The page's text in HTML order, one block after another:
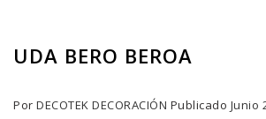
UDA BERO BEROA
Por DECOTEK DECORACIÓN Publicado Junio